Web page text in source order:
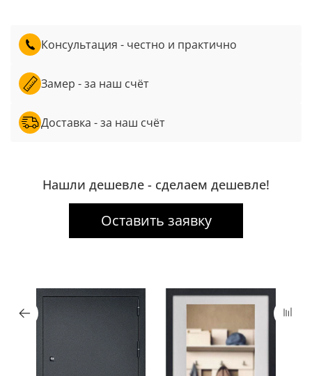
Консультация - честно и практично
Замер - за наш счёт
Доставка - за наш счёт
Нашли дешевле - сделаем дешевле!
Оставить заявку